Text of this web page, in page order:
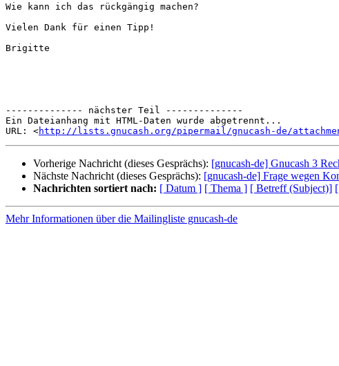
Wie kann ich das rückgängig machen?
Vielen Dank für einen Tipp!
Brigitte
-------------- nächster Teil --------------
Ein Dateianhang mit HTML-Daten wurde abgetrennt...
URL: <http://lists.gnucash.org/pipermail/gnucash-de/
Vorherige Nachricht (dieses Gesprächs): [gnucash-de] Gnucash 3
Nächste Nachricht (dieses Gesprächs): [gnucash-de] Frage wegen
Nachrichten sortiert nach: [ Datum ] [ Thema ] [ Betreff (Subject)]
Mehr Informationen über die Mailingliste gnucash-de